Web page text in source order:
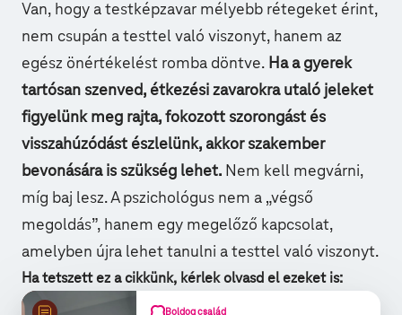
Van, hogy a testképzavar mélyebb rétegeket érint,
nem csupán a testtel való viszonyt, hanem az
egész önértékelést romba döntve. Ha a gyerek
tartósan szenved, étkezési zavarokra utaló jeleket
figyelünk meg rajta, fokozott szorongást és
visszahúzódást észlelünk, akkor szakember
bevonására is szükség lehet. Nem kell megvárni,
míg baj lesz. A pszichológus nem a „végső
megoldás”, hanem egy megelőző kapcsolat,
amelyben újra lehet tanulni a testtel való viszonyt.
Ha tetszett ez a cikkünk, kérlek olvasd el ezeket is:
Boldog család